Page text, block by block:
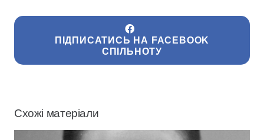
ПІДПИСАТИСЬ НА FACEBOOK
СПІЛЬНОТУ
Схожі матеріали